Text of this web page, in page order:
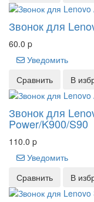
Звонок для
60.0 p
Уведомить
Сравнить
В
Звонок для
Power/K900/S90
110.0 p
Уведомить
Сравнить
В